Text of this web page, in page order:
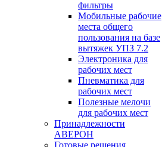
фильтры
Мобильные рабочие
места общего
пользования на базе
вытяжек УПЗ 7.2
Электроника для
рабочих мест
Пневматика для
рабочих мест
Полезные мелочи
для рабочих мест
Принадлежности
АВЕРОН
Готовые решения